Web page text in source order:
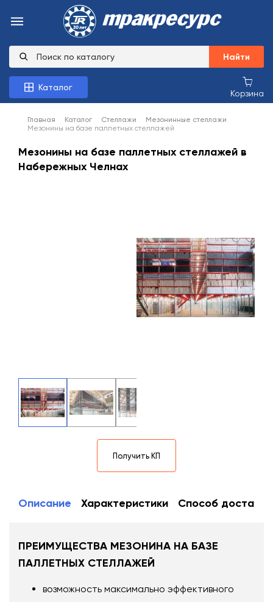
Найти
Каталог
Корзина
Главная Каталог Стеллажи
Мезонинные стеллажи
Мезонины на базе паллетных стеллажей
Мезонины на базе паллетных стеллажей в
Набережных Челнах
Получить КП
Описание Характеристики Способ доставки
ПРЕИМУЩЕСТВА МЕЗОНИНА НА БАЗЕ
ПАЛЛЕТНЫХ СТЕЛЛАЖЕЙ
возможность максимально эффективного